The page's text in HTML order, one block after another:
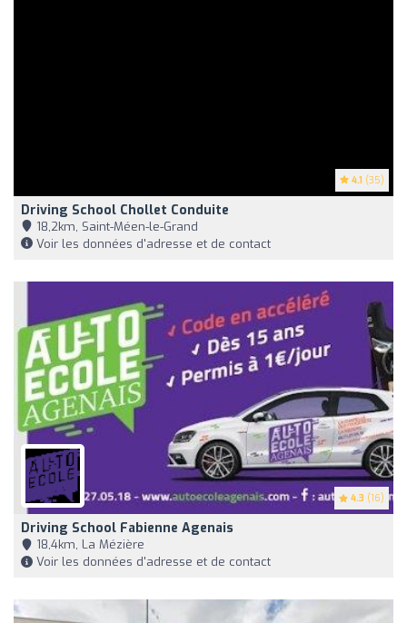
4.1 (35)
Driving School Chollet Conduite
18,2km, Saint-Méen-le-Grand
Voir les données d'adresse et de contact
4.3 (16)
Driving School Fabienne Agenais
18,4km, La Mézière
Voir les données d'adresse et de contact